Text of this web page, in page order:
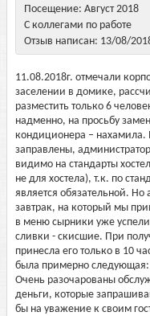
Посещение: Август 2018
С коллегами по работе
Отзыв написан: 13/08/
11.08.2018г. отмечали
заселении в домике,
разместить только 6
надменно, на просьбу
кондиционера – нахамила.
заправлены,
видимо на стандарты
не для хостела), т.к. по
является обязательной.
завтрак, на который мы
в меню сырники уже
сливки - скисшие. При
принесла его только в 10
была примерно следующая:
Очень разочарованы
деньги, которые
бы на уважение к своим